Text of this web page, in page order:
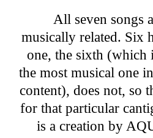
All seven songs
musically related. Six
one, the sixth (which
the most musical one
content), does not, so
for that particular
is a creation by